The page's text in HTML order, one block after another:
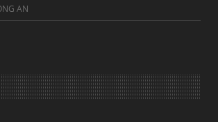
Chết vì yêu
AN